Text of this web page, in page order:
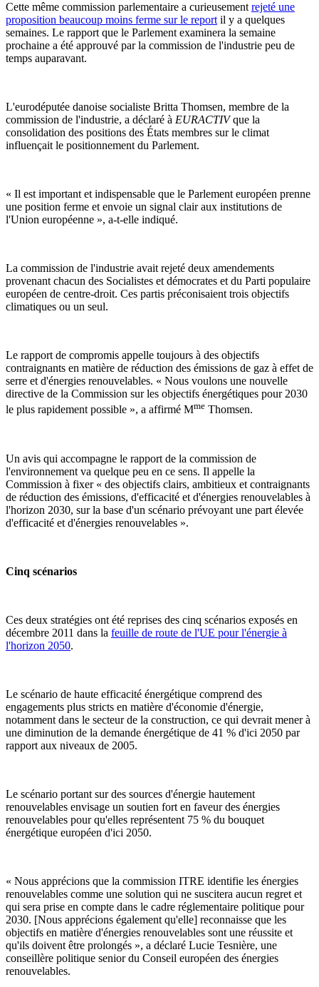
Cette même commission parlementaire a curieusementrejeté une
proposition beaucoup moins ferme sur le reportil y a quelques
semaines. Le rapport que le Parlement examinera la semaine
prochaine a été approuvé par la commission de l'industrie peu de
temps auparavant.
L'eurodéputée danoise socialiste Britta Thomsen, membre de la
commission de l'industrie, a déclaré à EURACTIVque la
consolidation des positions des États membres sur le climat
influençait le positionnement du Parlement.
« Il est important et indispensable que le Parlement européen prenne
une position ferme et envoie un signal clair aux institutions de
l'Union européenne », a-t-elle indiqué.
La commission de l'industrie avait rejeté deux amendements
provenant chacun des Socialistes et démocrates et du Parti populaire
européen de centre-droit. Ces partis préconisaient trois objectifs
climatiques ou un seul.
Le rapport de compromis appelle toujours à des objectifs
contraignants en matière de réduction des émissions de gaz à effet de
serre et d'énergies renouvelables. « Nous voulons une nouvelle
directive de la Commission sur les objectifs énergétiques pour 2030
le plus rapidement possible », a affirmé Mme Thomsen.
Un avis qui accompagne le rapport de la commission de
l'environnement va quelque peu en ce sens. Il appelle la
Commission à fixer « des objectifs clairs, ambitieux et contraignants
de réduction des émissions, d'efficacité et d'énergies renouvelables à
l'horizon 2030, sur la base d'un scénario prévoyant une part élevée
d'efficacité et d'énergies renouvelables ».
Cinq scénarios
Ces deux stratégies ont été reprises des cinq scénarios exposés en
décembre 2011 dans la feuille de route de l'UE pour l'énergie à
l'horizon 2050.
Le scénario de haute efficacité énergétique comprend des
engagements plus stricts en matière d'économie d'énergie,
notamment dans le secteur de la construction, ce qui devrait mener à
une diminution de la demande énergétique de 41 % d'ici 2050 par
rapport aux niveaux de 2005.
Le scénario portant sur des sources d'énergie hautement
renouvelables envisage un soutien fort en faveur des énergies
renouvelables pour qu'elles représentent 75 % du bouquet
énergétique européen d'ici 2050.
« Nous apprécions que la commission ITRE identifie les énergies
renouvelables comme une solution qui ne suscitera aucun regret et
qui sera prise en compte dans le cadre réglementaire politique pour
2030. [Nous apprécions également qu'elle] reconnaisse que les
objectifs en matière d'énergies renouvelables sont une réussite et
qu'ils doivent être prolongés », a déclaré Lucie Tesnière, une
conseillère politique senior du Conseil européen des énergies
renouvelables.